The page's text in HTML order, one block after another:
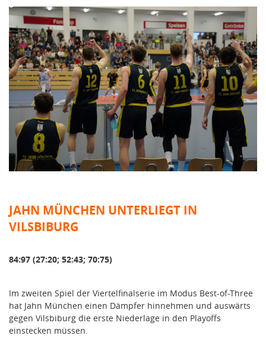
JAHN MÜNCHEN UNTERLIEGT IN
VILSBIBURG
84:97 (27:20; 52:43; 70:75)
Im zweiten Spiel der Viertelfinalserie im Modus Best-of-Three
hat Jahn München einen Dämpfer hinnehmen und auswärts
gegen Vilsbiburg die erste Niederlage in den Playoffs
einstecken müssen.